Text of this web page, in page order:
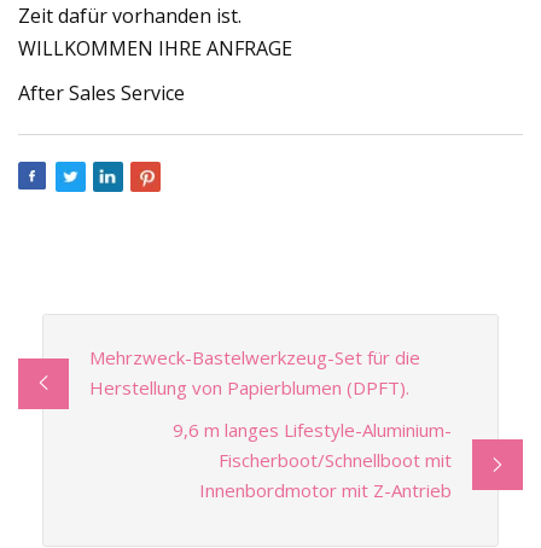
Zeit dafür vorhanden ist.
WILLKOMMEN IHRE ANFRAGE
After Sales Service
Mehrzweck-Bastelwerkzeug-Set für die
Herstellung von Papierblumen (DPFT).
9,6 m langes Lifestyle-Aluminium-
Fischerboot/Schnellboot mit
Innenbordmotor mit Z-Antrieb